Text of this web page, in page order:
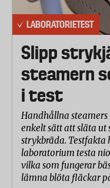
LABORATORIETEST
Slipp
steamern
i test
Handhållna
enkelt sätt att släta
strykbräda. Testfakta
laboratorium testa
vilka som fungerar
lämna blöta fläckar